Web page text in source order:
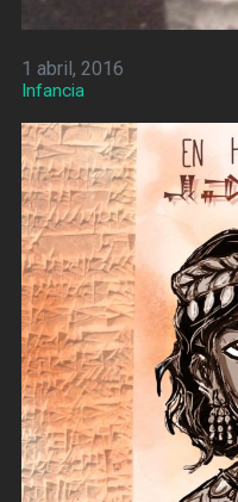
1 abril, 2016
Infancia